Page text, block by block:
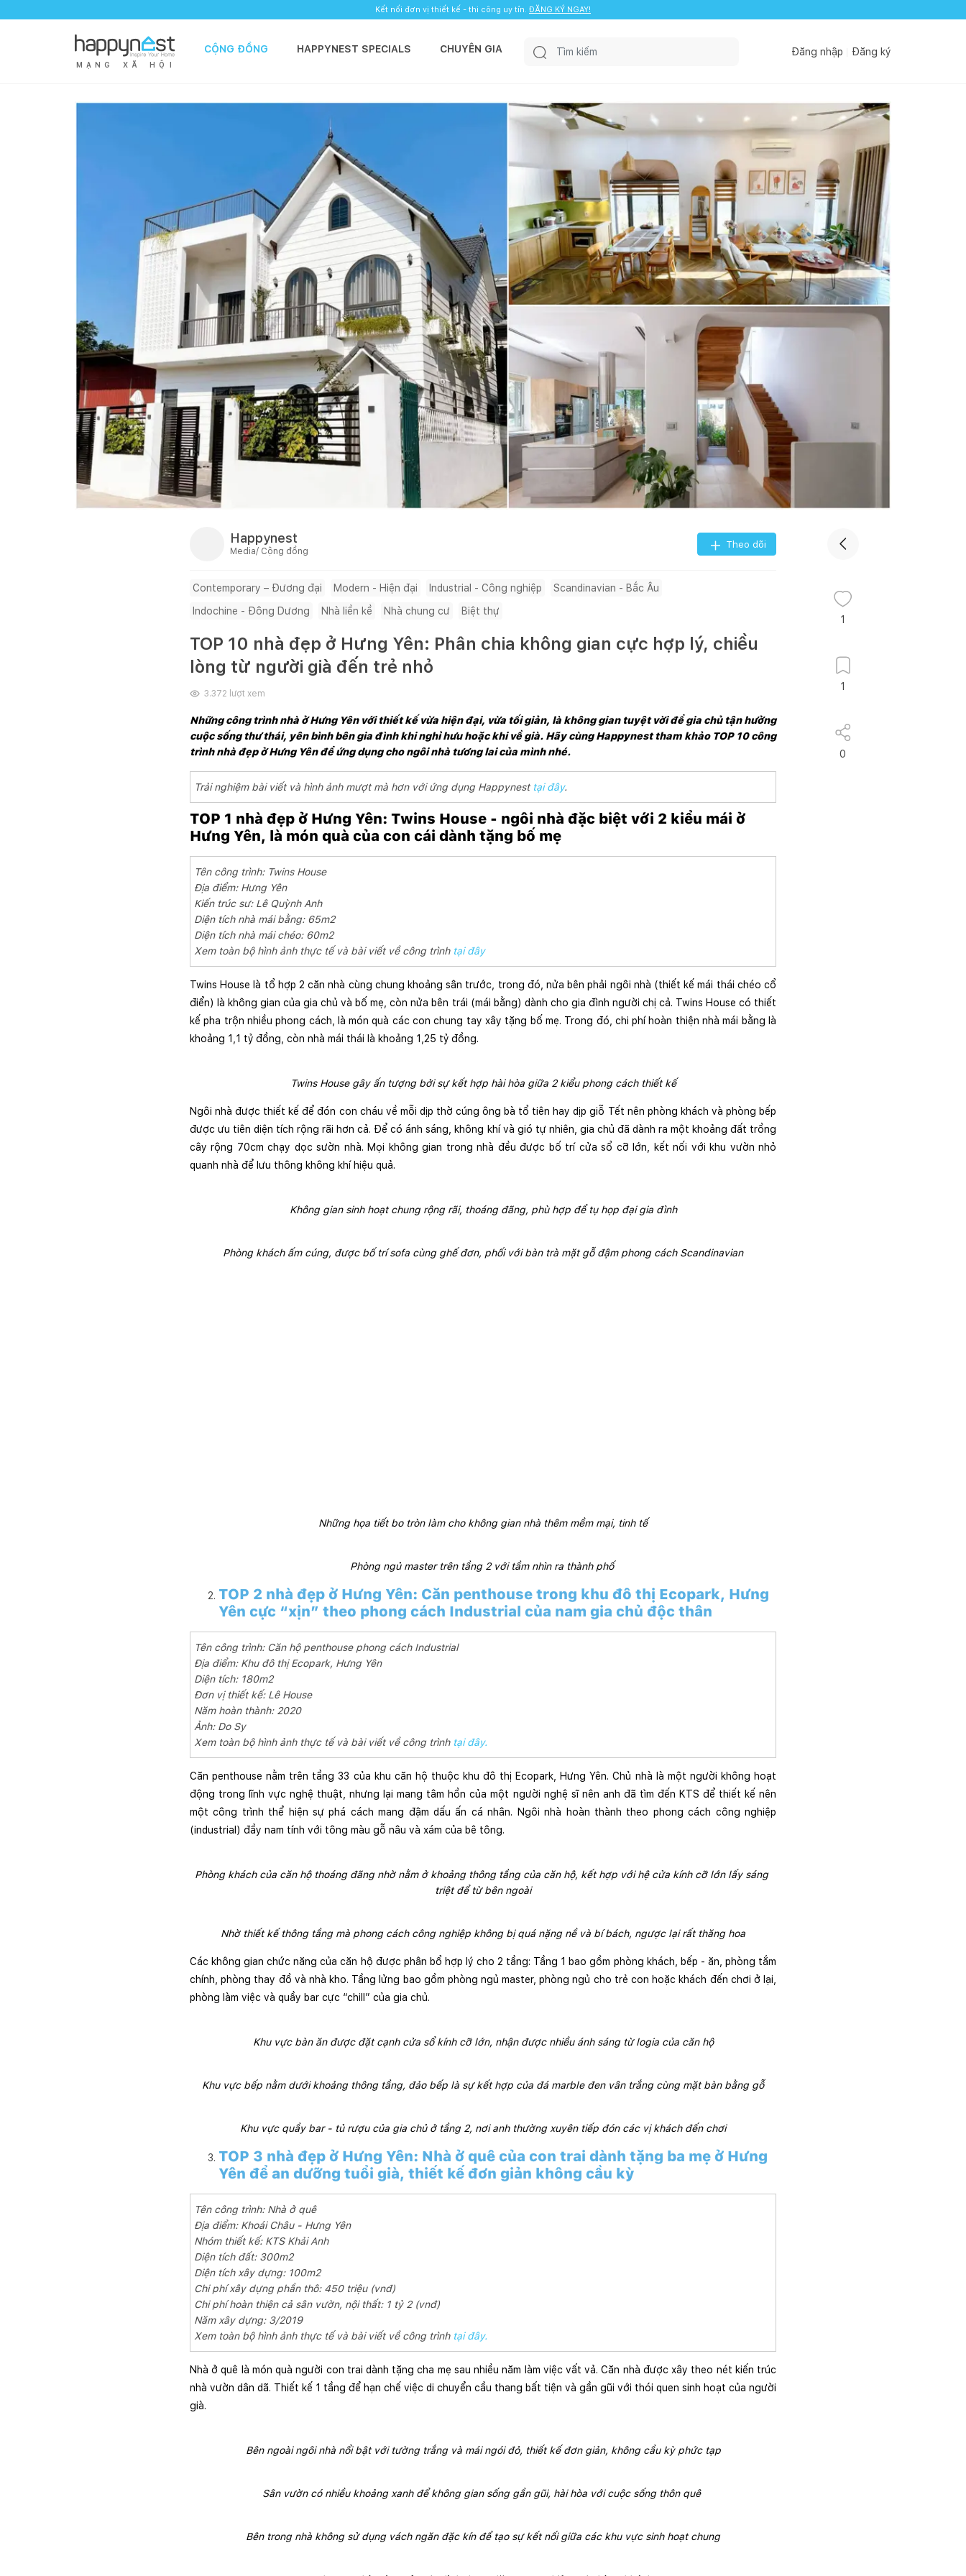
Kết nối đơn vị thiết kế - thi công uy tín. ĐĂNG KÝ NGAY!
M Ạ N G X Ã H Ộ I
CỘNG ĐỒNG HAPPYNEST SPECIALS CHUYÊN GIA Đăng nhập Đăng ký
Happynest
Media/ Cộng đồng
Theo dõi
Contemporary – Đương đại Modern - Hiện đại Industrial - Công nghiệp
Scandinavian - Bắc Âu
Indochine - Đông Dương
Nhà liền kề Nhà chung cư Biệt thự
TOP 10 nhà đẹp ở Hưng Yên: Phân chia không gian cực hợp lý, chiều
lòng từ người già đến trẻ nhỏ
3.372 lượt xem
Những công trình nhà ở Hưng Yên với thiết kế vừa hiện đại, vừa tối giản, là không gian tuyệt vời để gia chủ tận hưởng
cuộc sống thư thái, yên bình bên gia đình khi nghỉ hưu hoặc khi về già. Hãy cùng Happynest tham khảo TOP 10 công
trình nhà đẹp ở Hưng Yên để ứng dụng cho ngôi nhà tương lai của mình nhé.
Trải nghiệm bài viết và hình ảnh mượt mà hơn với ứng dụng Happynest tại đây.
TOP 1 nhà đẹp ở Hưng Yên: Twins House - ngôi nhà đặc biệt với 2 kiểu mái ở
Hưng Yên, là món quà của con cái dành tặng bố mẹ
Tên công trình: Twins House
Địa điểm: Hưng Yên
Kiến trúc sư: Lê Quỳnh Anh
Diện tích nhà mái bằng: 65m2
Diện tích nhà mái chéo: 60m2
Xem toàn bộ hình ảnh thực tế và bài viết về công trình tại đây
Twins House là tổ hợp 2 căn nhà cùng chung khoảng sân trước, trong đó, nửa bên phải ngôi nhà (thiết kế mái thái chéo cổ
điển) là không gian của gia chủ và bố mẹ, còn nửa bên trái (mái bằng) dành cho gia đình người chị cả. Twins House có thiết
kế pha trộn nhiều phong cách, là món quà các con chung tay xây tặng bố mẹ. Trong đó, chi phí hoàn thiện nhà mái bằng là
khoảng 1,1 tỷ đồng, còn nhà mái thái là khoảng 1,25 tỷ đồng.
Twins House gây ấn tượng bởi sự kết hợp hài hòa giữa 2 kiểu phong cách thiết kế
Ngôi nhà được thiết kế để đón con cháu về mỗi dịp thờ cúng ông bà tổ tiên hay dịp giỗ Tết nên phòng khách và phòng bếp
được ưu tiên diện tích rộng rãi hơn cả. Để có ánh sáng, không khí và gió tự nhiên, gia chủ đã dành ra một khoảng đất trồng
cây rộng 70cm chạy dọc sườn nhà. Mọi không gian trong nhà đều được bố trí cửa sổ cỡ lớn, kết nối với khu vườn nhỏ
quanh nhà để lưu thông không khí hiệu quả.
Không gian sinh hoạt chung rộng rãi, thoáng đãng, phù hợp để tụ họp đại gia đình
Phòng khách ấm cúng, được bố trí sofa cùng ghế đơn, phối với bàn trà mặt gỗ đậm phong cách Scandinavian
Những họa tiết bo tròn làm cho không gian nhà thêm mềm mại, tinh tế
Phòng ngủ master trên tầng 2 với tầm nhìn ra thành phố
TOP 2 nhà đẹp ở Hưng Yên: Căn penthouse trong khu đô thị Ecopark, Hưng
Yên cực “xịn” theo phong cách Industrial của nam gia chủ độc thân
Tên công trình: Căn hộ penthouse phong cách Industrial
Địa điểm: Khu đô thị Ecopark, Hưng Yên
Diện tích: 180m2
Đơn vị thiết kế: Lê House
Năm hoàn thành: 2020
Ảnh: Do Sy
Xem toàn bộ hình ảnh thực tế và bài viết về công trình tại đây.
Căn penthouse nằm trên tầng 33 của khu căn hộ thuộc khu đô thị Ecopark, Hưng Yên. Chủ nhà là một người không hoạt
động trong lĩnh vực nghệ thuật, nhưng lại mang tâm hồn của một người nghệ sĩ nên anh đã tìm đến KTS để thiết kế nên
một công trình thể hiện sự phá cách mang đậm dấu ấn cá nhân. Ngôi nhà hoàn thành theo phong cách công nghiệp
(industrial) đầy nam tính với tông màu gỗ nâu và xám của bê tông.
Phòng khách của căn hộ thoáng đãng nhờ nằm ở khoảng thông tầng của căn hộ, kết hợp với hệ cửa kính cỡ lớn lấy sáng
triệt để từ bên ngoài
Nhờ thiết kế thông tầng mà phong cách công nghiệp không bị quá nặng nề và bí bách, ngược lại rất thăng hoa
Các không gian chức năng của căn hộ được phân bổ hợp lý cho 2 tầng: Tầng 1 bao gồm phòng khách, bếp - ăn, phòng tắm
chính, phòng thay đồ và nhà kho. Tầng lửng bao gồm phòng ngủ master, phòng ngủ cho trẻ con hoặc khách đến chơi ở lại,
phòng làm việc và quầy bar cực “chill” của gia chủ.
Khu vực bàn ăn được đặt cạnh cửa sổ kính cỡ lớn, nhận được nhiều ánh sáng từ logia của căn hộ
Khu vực bếp nằm dưới khoảng thông tầng, đảo bếp là sự kết hợp của đá marble đen vân trắng cùng mặt bàn bằng gỗ
Khu vực quầy bar - tủ rượu của gia chủ ở tầng 2, nơi anh thường xuyên tiếp đón các vị khách đến chơi
TOP 3 nhà đẹp ở Hưng Yên: Nhà ở quê của con trai dành tặng ba mẹ ở Hưng
Yên để an dưỡng tuổi già, thiết kế đơn giản không cầu kỳ
Tên công trình: Nhà ở quê
Địa điểm: Khoái Châu - Hưng Yên
Nhóm thiết kế: KTS Khải Anh
Diện tích đất: 300m2
Diện tích xây dựng: 100m2
Chi phí xây dựng phần thô: 450 triệu (vnđ)
Chi phí hoàn thiện cả sân vườn, nội thất: 1 tỷ 2 (vnđ)
Năm xây dựng: 3/2019
Xem toàn bộ hình ảnh thực tế và bài viết về công trình tại đây.
Nhà ở quê là món quà người con trai dành tặng cha mẹ sau nhiều năm làm việc vất vả. Căn nhà được xây theo nét kiến trúc
nhà vườn dân dã. Thiết kế 1 tầng để hạn chế việc di chuyển cầu thang bất tiện và gần gũi với thói quen sinh hoạt của người
già.
Bên ngoài ngôi nhà nổi bật với tường trắng và mái ngói đỏ, thiết kế đơn giản, không cầu kỳ phức tạp
Sân vườn có nhiều khoảng xanh để không gian sống gần gũi, hài hòa với cuộc sống thôn quê
Bên trong nhà không sử dụng vách ngăn đặc kín để tạo sự kết nối giữa các khu vực sinh hoạt chung
1
1
0